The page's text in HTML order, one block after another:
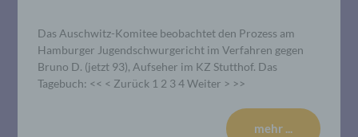
Das Auschwitz-Komitee beobachtet den Prozess am
Hamburger Jugendschwurgericht im Verfahren gegen
Bruno D. (jetzt 93), Aufseher im KZ Stutthof. Das
Tagebuch: << < Zurück 1 2 3 4 Weiter > >>
mehr ...